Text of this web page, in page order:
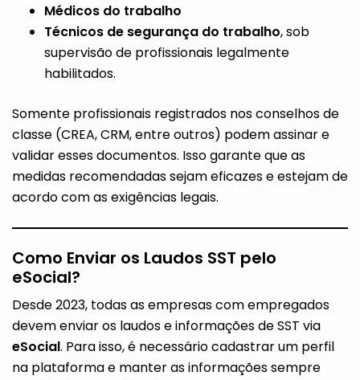
Médicos do trabalho
Técnicos de segurança do trabalho, sob
supervisão de profissionais legalmente
habilitados.
Somente profissionais registrados nos conselhos de
classe (CREA, CRM, entre outros) podem assinar e
validar esses documentos. Isso garante que as
medidas recomendadas sejam eficazes e estejam de
acordo com as exigências legais.
Como Enviar os Laudos SST pelo
eSocial?
Desde 2023, todas as empresas com empregados
devem enviar os laudos e informações de SST via
eSocial. Para isso, é necessário cadastrar um perfil
na plataforma e manter as informações sempre